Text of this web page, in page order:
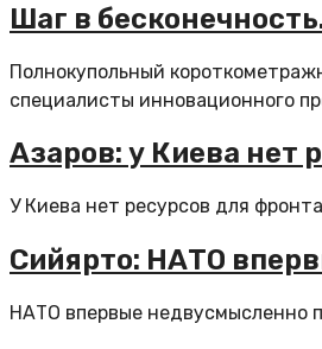
Шаг в
Полнокупольный
специалисты инновационного
Азаров: у Киева нет
У Киева нет ресурсов для
Сийярто: НАТО
НАТО впервые недвусмысленно